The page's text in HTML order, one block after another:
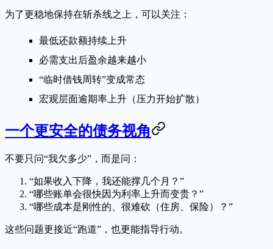
为了更稳地保持在斩杀线之上，可以关注：
最低还款额持续上升
必需支出后盈余越来越小
“临时借钱周转”变成常态
宏观层面逾期率上升（压力开始扩散）
一个更安全的债务视角
不要只问“我欠多少”，而是问：
“如果收入下降，我还能撑几个月？”
“哪些账单会很快因为利率上升而变贵？”
“哪些成本是刚性的、很难砍（住房、保险）？”
这些问题更接近“跑道”，也更能指导行动。